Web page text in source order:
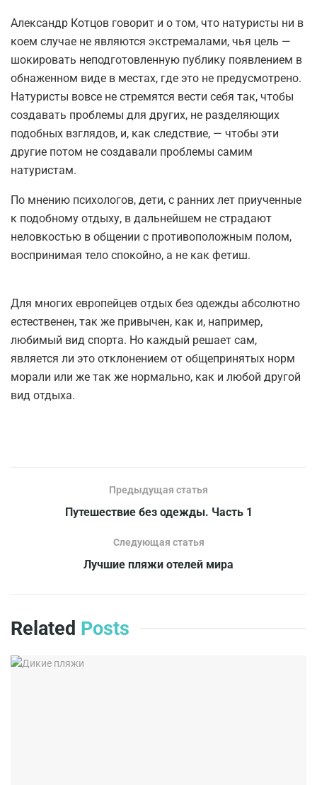
Александр Котцов говорит и о том, что натуристы ни в
коем случае не являются экстремалами, чья цель —
шокировать неподготовленную публику появлением в
обнаженном виде в местах, где это не предусмотрено.
Натуристы вовсе не стремятся вести себя так, чтобы
создавать проблемы для других, не разделяющих
подобных взглядов, и, как следствие, — чтобы эти
другие потом не создавали проблемы самим
натуристам.
По мнению психологов, дети, с ранних лет приученные
к подобному отдыху, в дальнейшем не страдают
неловкостью в общении с противоположным полом,
воспринимая тело спокойно, а не как фетиш.
Для многих европейцев отдых без одежды абсолютно
естественен, так же привычен, как и, например,
любимый вид спорта. Но каждый решает сам,
является ли это отклонением от общепринятых норм
морали или же так же нормально, как и любой другой
вид отдыха.
Предыдущая статья
Путешествие без одежды. Часть 1
Следующая статья
Лучшие пляжи отелей мира
Related Posts